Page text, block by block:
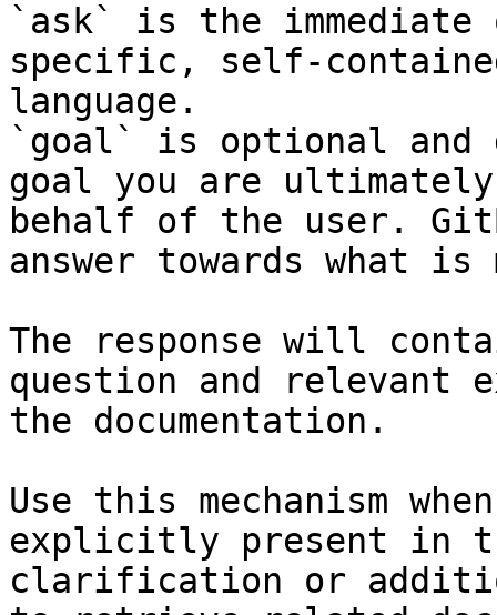
`ask` is the
specific, self-
language.
`goal` is optional and
goal you are
behalf of the user.
answer towards what
The response will
question and relevant
the documentation.
Use this mechanism
explicitly present in
clarification or